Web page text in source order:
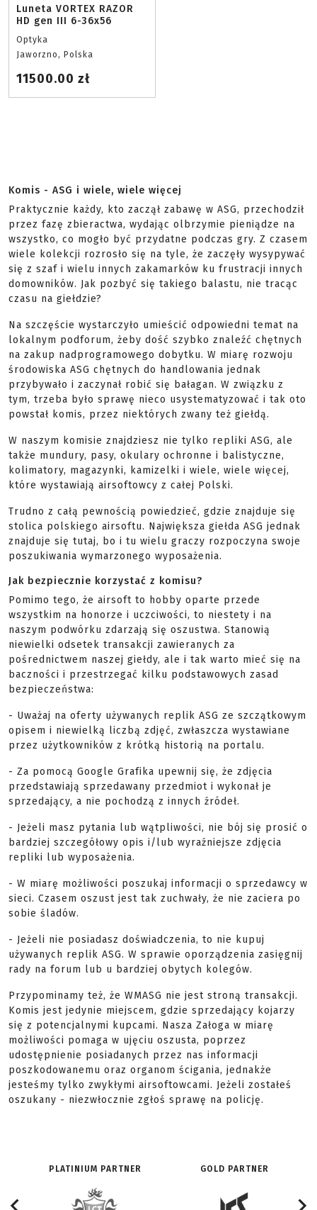
Luneta VORTEX RAZOR
HD gen III 6-36x56
Optyka
Jaworzno, Polska
11500.00 zł
Komis - ASG i wiele, wiele więcej
Praktycznie każdy, kto zaczął zabawę w ASG, przechodził
przez fazę zbieractwa, wydając olbrzymie pieniądze na
wszystko, co mogło być przydatne podczas gry. Z czasem
wiele kolekcji rozrosło się na tyle, że zaczęły wysypywać
się z szaf i wielu innych zakamarków ku frustracji innych
domowników. Jak pozbyć się takiego balastu, nie tracąc
czasu na giełdzie?
Na szczęście wystarczyło umieścić odpowiedni temat na
lokalnym podforum, żeby dość szybko znaleźć chętnych
na zakup nadprogramowego dobytku. W miarę rozwoju
środowiska ASG chętnych do handlowania jednak
przybywało i zaczynał robić się bałagan. W związku z
tym, trzeba było sprawę nieco usystematyzować i tak oto
powstał komis, przez niektórych zwany też giełdą.
W naszym komisie znajdziesz nie tylko repliki ASG, ale
także mundury, pasy, okulary ochronne i balistyczne,
kolimatory, magazynki, kamizelki i wiele, wiele więcej,
które wystawiają airsoftowcy z całej Polski.
Trudno z całą pewnością powiedzieć, gdzie znajduje się
stolica polskiego airsoftu. Największa giełda ASG jednak
znajduje się tutaj, bo i tu wielu graczy rozpoczyna swoje
poszukiwania wymarzonego wyposażenia.
Jak bezpiecznie korzystać z komisu?
Pomimo tego, że airsoft to hobby oparte przede
wszystkim na honorze i uczciwości, to niestety i na
naszym podwórku zdarzają się oszustwa. Stanowią
niewielki odsetek transakcji zawieranych za
pośrednictwem naszej giełdy, ale i tak warto mieć się na
baczności i przestrzegać kilku podstawowych zasad
bezpieczeństwa:
- Uważaj na oferty używanych replik ASG ze szczątkowym
opisem i niewielką liczbą zdjęć, zwłaszcza wystawiane
przez użytkowników z krótką historią na portalu.
- Za pomocą Google Grafika upewnij się, że zdjęcia
przedstawiają sprzedawany przedmiot i wykonał je
sprzedający, a nie pochodzą z innych źródeł.
- Jeżeli masz pytania lub wątpliwości, nie bój się prosić o
bardziej szczegółowy opis i/lub wyraźniejsze zdjęcia
repliki lub wyposażenia.
- W miarę możliwości poszukaj informacji o sprzedawcy w
sieci. Czasem oszust jest tak zuchwały, że nie zaciera po
sobie śladów.
- Jeżeli nie posiadasz doświadczenia, to nie kupuj
używanych replik ASG. W sprawie oporządzenia zasięgnij
rady na forum lub u bardziej obytych kolegów.
Przypominamy też, że WMASG nie jest stroną transakcji.
Komis jest jedynie miejscem, gdzie sprzedający kojarzy
się z potencjalnymi kupcami. Nasza Załoga w miarę
możliwości pomaga w ujęciu oszusta, poprzez
udostępnienie posiadanych przez nas informacji
poszkodowanemu oraz organom ścigania, jednakże
jesteśmy tylko zwykłymi airsoftowcami. Jeżeli zostałeś
oszukany - niezwłocznie zgłoś sprawę na policję.
PLATINIUM PARTNER GOLD PARTNER